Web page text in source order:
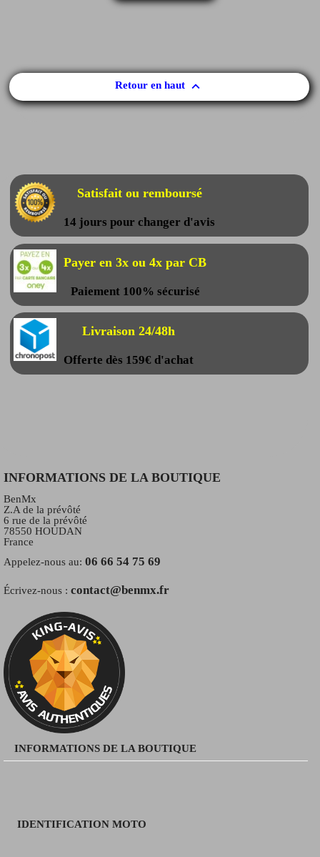
Retour en haut 
Satisfait ou remboursé
14 jours pour changer d'avis
Payer en 3x ou 4x par CB
Paiement 100% sécurisé
Livraison 24/48h
Offerte dès 159€ d'achat
INFORMATIONS DE LA BOUTIQUE
BenMx
Z.A de la prévôté
6 rue de la prévôté
78550 HOUDAN
France
Appelez-nous au: 06 66 54 75 69
Écrivez-nous : contact@benmx.fr
INFORMATIONS DE LA BOUTIQUE
IDENTIFICATION MOTO